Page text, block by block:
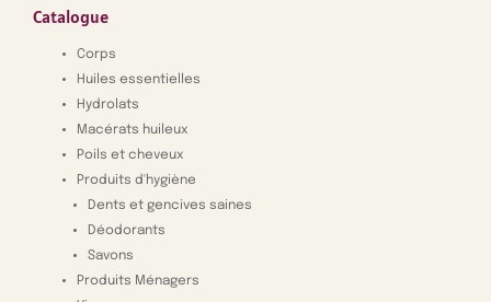
Catalogue
Corps
Huiles essentielles
Hydrolats
Macérats huileux
Poils et cheveux
Produits d'hygiène
Dents et gencives saines
Déodorants
Savons
Produits Ménagers